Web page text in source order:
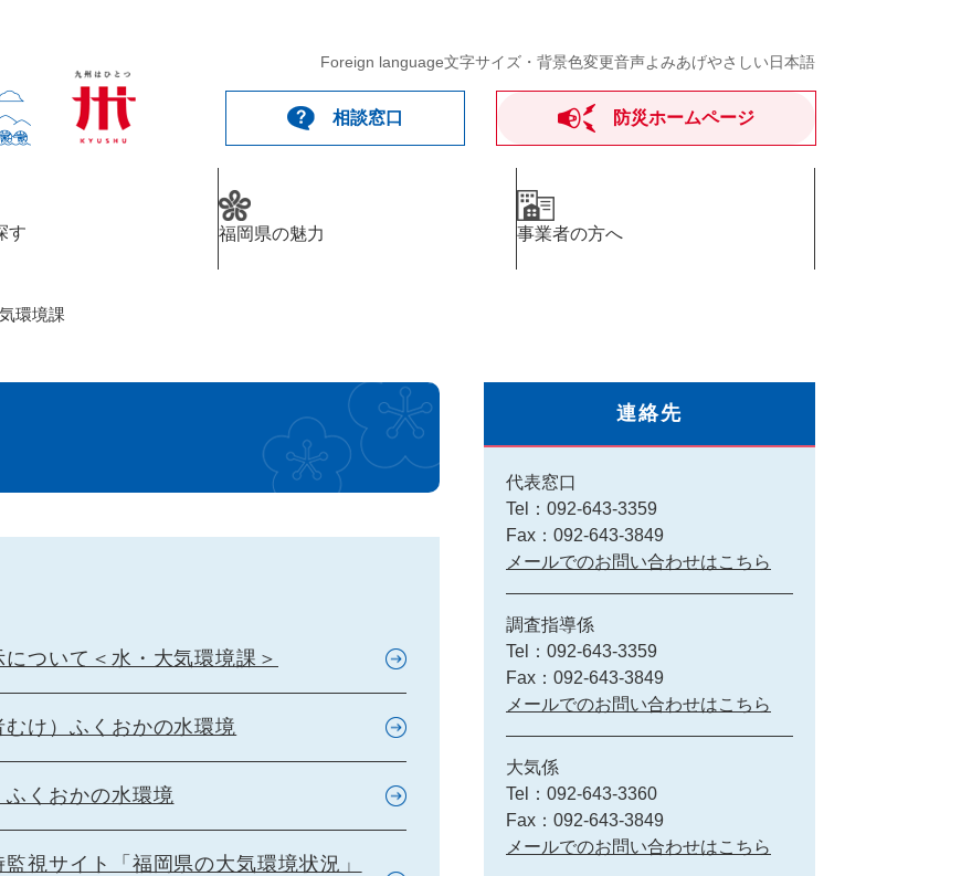
Foreign language文字サイズ・背景色変更音声よみあげやさしい日本語
相談窓口 防災ホームページ
す 福岡県の魅力 事業者の方へ
環境課
ついて＜水・大気環境課＞
むけ）ふくおかの水環境
ふくおかの水環境
視サイト「福岡県の大気環境状況」
連絡先
代表窓口
Tel：092-643-3359
Fax：092-643-3849
メールでのお問い合わせはこちら
調査指導係
Tel：092-643-3359
Fax：092-643-3849
メールでのお問い合わせはこちら
大気係
Tel：092-643-3360
Fax：092-643-3849
メールでのお問い合わせはこちら